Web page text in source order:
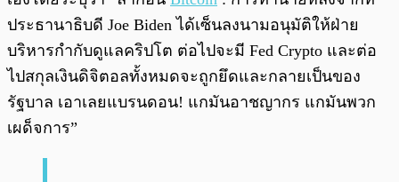
ประธานาธิบดี Joe Biden ได้เซ็นลงนามอนุมัติให้ฝ่าย
บริหารกำกับดูแลคริปโต ต่อไปจะมี Fed Crypto และต่อ
ไปสกุลเงินดิจิตอลทั้งหมดจะถูกยึดและกลายเป็นของ
รัฐบาล เอาเลยแบรนดอน! แกมันอาชญากร แกมันพวก
เผด็จการ”